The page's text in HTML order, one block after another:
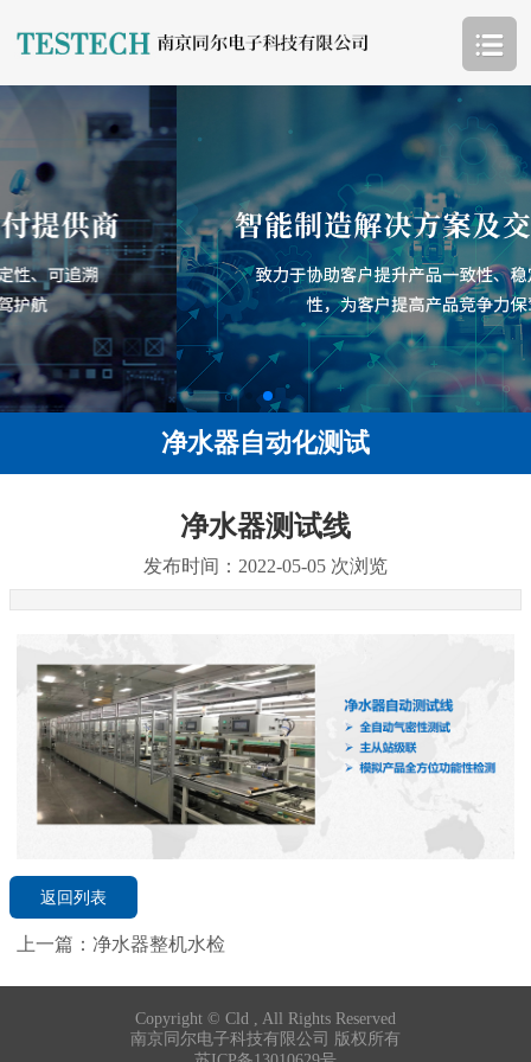
净水器自动化测试
净水器测试线
发布时间：2022-05-05 次浏览
返回列表
上一篇： 净水器整机水检
Copyright © Cld , All Rights Reserved
南京同尔电子科技有限公司 版权所有